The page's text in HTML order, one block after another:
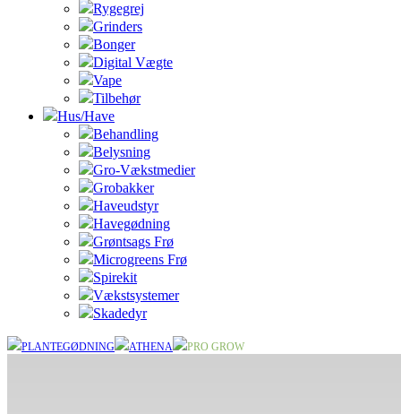
Rygegrej
Grinders
Bonger
Digital Vægte
Vape
Tilbehør
Hus/Have
Behandling
Belysning
Gro-Vækstmedier
Grobakker
Haveudstyr
Havegødning
Grøntsags Frø
Microgreens Frø
Spirekit
Vækstsystemer
Skadedyr
PLANTEGØDNING ATHENA PRO GROW